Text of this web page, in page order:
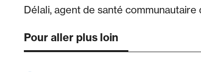
Délali, agent de santé
Pour aller plus loin